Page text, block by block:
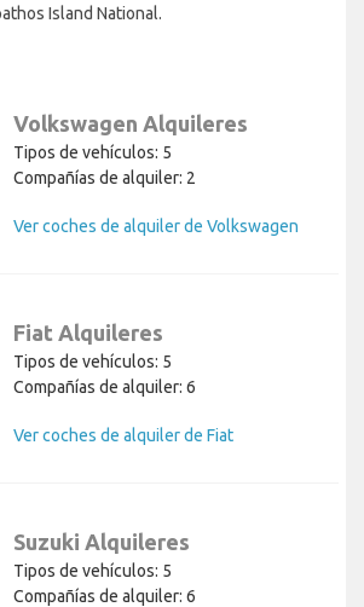
Island National.
Volkswagen Alquileres
Tipos de vehículos: 5
Compañías de alquiler: 2
Ver coches de alquiler de Volkswagen
Fiat Alquileres
Tipos de vehículos: 5
Compañías de alquiler: 6
Ver coches de alquiler de Fiat
Suzuki Alquileres
Tipos de vehículos: 5
Compañías de alquiler: 6